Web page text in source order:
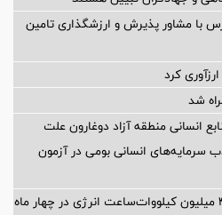
با مشاور پذیرش و ارزشگذاری تامین
انسانی منطقه آزاد دوغارون علت
سرمایه‌های انسانی بومی در آزمون
تولید بیش از ۲ میلیارد و ۴۶۹ میلیون کیلووات‌ساعت انرژی در چهار ماه